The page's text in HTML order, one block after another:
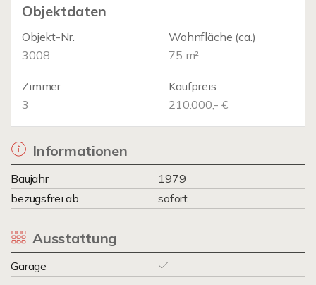
Objektdaten
Objekt-Nr.
3008
Wohnfläche (ca.)
75 m²
Zimmer
3
Kaufpreis
210.000,- €
Informationen
Baujahr
1979
bezugsfrei ab
sofort
Ausstattung
Garage